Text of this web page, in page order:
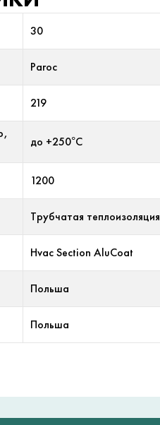
30
Paroc
219
до +250°С
1200
Трубчатая теплоизоляция
Hvac Section AluCoat
Польша
Польша